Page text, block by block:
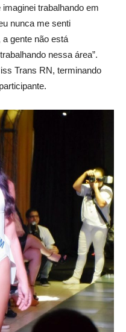
trabalhando em
nunca me senti
a gente não está
nessa área”.
Trans RN, terminando